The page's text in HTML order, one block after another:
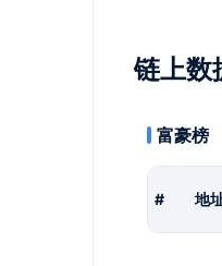
链上数
富豪榜
# 地